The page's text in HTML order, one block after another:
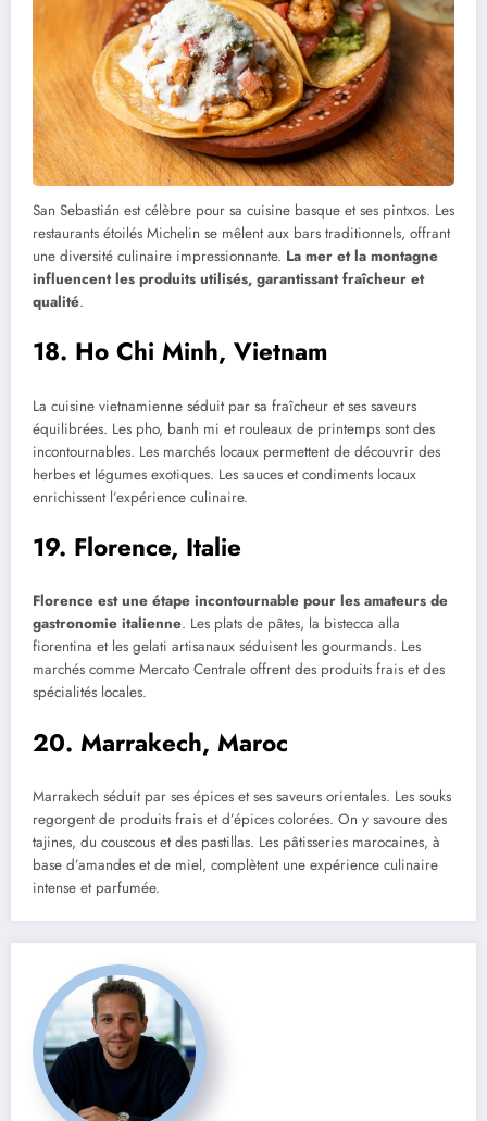
San Sebastián est célèbre pour sa cuisine basque et ses pintxos. Les
restaurants étoilés Michelin se mêlent aux bars traditionnels, offrant
une diversité culinaire impressionnante. La mer et la montagne
influencent les produits utilisés, garantissant fraîcheur et
qualité.
18. Ho Chi Minh, Vietnam
La cuisine vietnamienne séduit par sa fraîcheur et ses saveurs
équilibrées. Les pho, banh mi et rouleaux de printemps sont des
incontournables. Les marchés locaux permettent de découvrir des
herbes et légumes exotiques. Les sauces et condiments locaux
enrichissent l’expérience culinaire.
19. Florence, Italie
Florence est une étape incontournable pour les amateurs de
gastronomie italienne. Les plats de pâtes, la bistecca alla
fiorentina et les gelati artisanaux séduisent les gourmands. Les
marchés comme Mercato Centrale offrent des produits frais et des
spécialités locales.
20. Marrakech, Maroc
Marrakech séduit par ses épices et ses saveurs orientales. Les souks
regorgent de produits frais et d’épices colorées. On y savoure des
tajines, du couscous et des pastillas. Les pâtisseries marocaines, à
base d’amandes et de miel, complètent une expérience culinaire
intense et parfumée.